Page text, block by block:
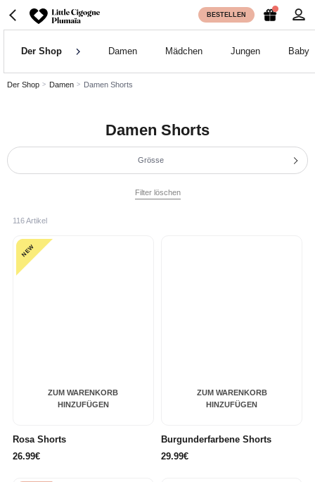
BESTELLEN
Der Shop Damen Mädchen Jungen Baby
Der Shop Damen Damen Shorts
Damen Shorts
Grösse
Filter löschen
116 Artikel
ZUM WARENKORB
HINZUFÜGEN
NEW
Rosa Shorts
26.99€
ZUM WARENKORB
HINZUFÜGEN
Burgunderfarbene Shorts
29.99€